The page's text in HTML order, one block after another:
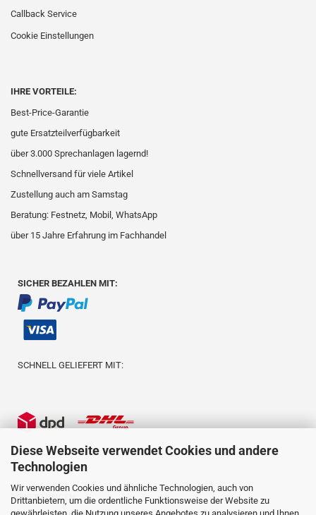
Diese Webseite verwendet Cookies und andere
Technologien
Wir verwenden Cookies und ähnliche Technologien, auch von
Drittanbietern, um die ordentliche Funktionsweise der Website zu
Callback Service
Cookie Einstellungen
IHRE VORTEILE:
Best-Price-Garantie
gute Ersatzteilverfügbarkeit
über 3.000 Sprechanlagen lagernd!
Schnellversand für viele Artikel
Zustellung auch am Samstag
Beratung: Festnetz, Mobil, WhatsApp
über 15 Jahre Erfahrung im Fachhandel
SICHER BEZAHLEN MIT:
SCHNELL GELIEFERT MIT:
BEWERTUNGEN: